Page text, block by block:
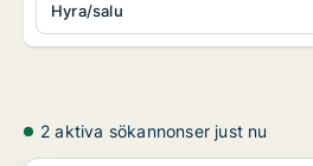
Hyra/salu
2 aktiva sökannonser just nu